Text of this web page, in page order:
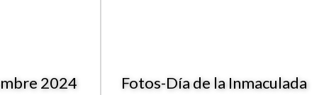
2024 Fotos-Día de la Inmaculada